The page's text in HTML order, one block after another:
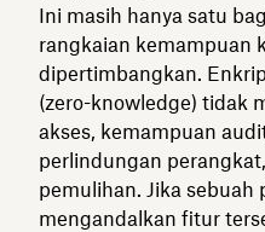
Ini masih hanya satu
rangkaian kemampuan
dipertimbangkan.
(zero-knowledge) tidak
akses, kemampuan
perlindungan
pemulihan. Jika sebuah
mengandalkan fitur